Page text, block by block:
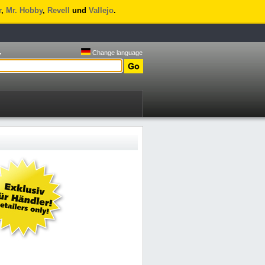
, Mr. Hobby, Revell und Vallejo.
Change language